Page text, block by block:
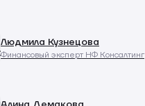
Людмила Кузнецова
Финансовый эксперт НФ Консалтинг